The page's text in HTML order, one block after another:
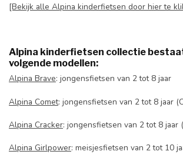
[Bekijk alle Alpina kinderfietsen door hier te
Alpina kinderfietsen collectie
volgende modellen:
Alpina Brave: jongensfietsen van 2 tot 8 jaar
Alpina Comet: jongensfietsen van 2 tot 8 jaar
Alpina Cracker: jongensfietsen van 2 tot 8 jaar
Alpina Girlpower: meisjesfietsen van 2 tot 10